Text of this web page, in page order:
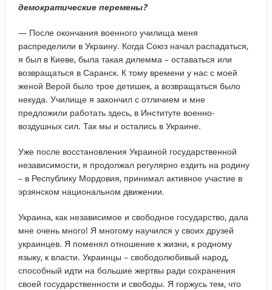
демократические перемены?
— После окончания военного училища меня
распределили в Украину. Когда Союз начал распадаться,
я был в Киеве, была такая дилемма – оставаться или
возвращаться в Саранск. К тому времени у нас с моей
женой Верой было трое детишек, а возвращаться было
некуда. Училище я закончил с отличием и мне
предложили работать здесь, в Институте военно-
воздушных сил. Так мы и остались в Украине.
Уже после восстановления Украиной государственной
независимости, я продолжал регулярно ездить на родину
– в Республику Мордовия, принимал активное участие в
эрзянском национальном движении.
Украина, как независимое и свободное государство, дала
мне очень много! Я многому научился у своих друзей
украинцев. Я поменял отношение к жизни, к родному
языку, к власти. Украинцы – свободолюбивый народ,
способный идти на большие жертвы ради сохранения
своей государственности и свободы. Я горжусь тем, что